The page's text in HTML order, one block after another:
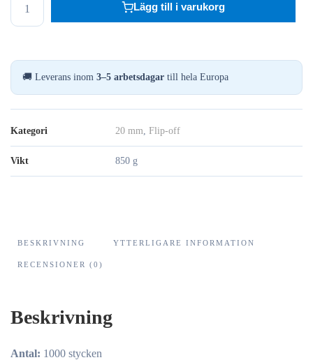
Svart/Silver,
1000-
Pack
mängd
Lägg till i varukorg
🚚 Leverans inom 3–5 arbetsdagar till hela Europa
Kategori 20 mm, Flip-off
Vikt 850 g
BESKRIVNING YTTERLIGARE INFORMATION
RECENSIONER (0)
Beskrivning
Antal: 1000 stycken